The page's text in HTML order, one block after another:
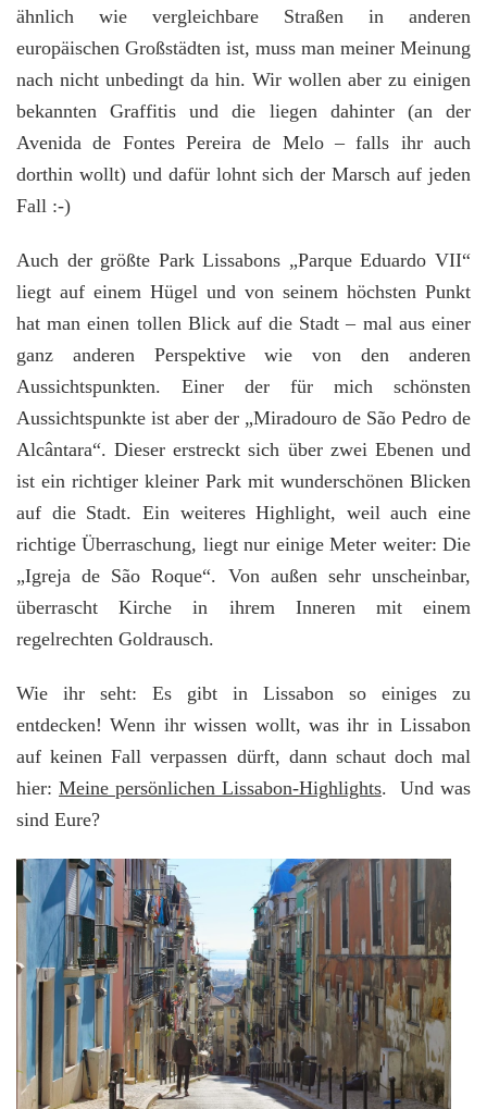
ähnlich wie vergleichbare Straßen in anderen
europäischen Großstädten ist, muss man meiner Meinung
nach nicht unbedingt da hin. Wir wollen aber zu einigen
bekannten Graffitis und die liegen dahinter (an der
Avenida de Fontes Pereira de Melo – falls ihr auch
dorthin wollt) und dafür lohnt sich der Marsch auf jeden
Fall :-)
Auch der größte Park Lissabons „Parque Eduardo VII“
liegt auf einem Hügel und von seinem höchsten Punkt
hat man einen tollen Blick auf die Stadt – mal aus einer
ganz anderen Perspektive wie von den anderen
Aussichtspunkten. Einer der für mich schönsten
Aussichtspunkte ist aber der „Miradouro de São Pedro de
Alcântara“. Dieser erstreckt sich über zwei Ebenen und
ist ein richtiger kleiner Park mit wunderschönen Blicken
auf die Stadt. Ein weiteres Highlight, weil auch eine
richtige Überraschung, liegt nur einige Meter weiter: Die
„Igreja de São Roque“. Von außen sehr unscheinbar,
überrascht Kirche in ihrem Inneren mit einem
regelrechten Goldrausch.
Wie ihr seht: Es gibt in Lissabon so einiges zu
entdecken! Wenn ihr wissen wollt, was ihr in Lissabon
auf keinen Fall verpassen dürft, dann schaut doch mal
hier: Meine persönlichen Lissabon-Highlights.
Und was
sind Eure?